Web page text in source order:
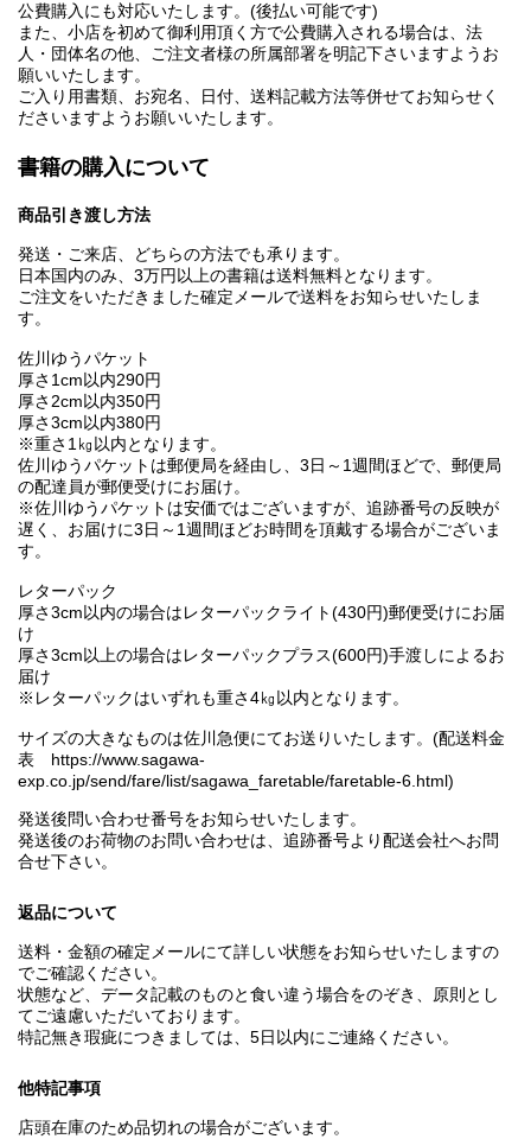
公費購入にも対応いたします。(後払い可能です)
また、小店を初めて御利用頂く方で公費購入される場合は、法
人・団体名の他、ご注文者様の所属部署を明記下さいますようお
願いいたします。
ご入り用書類、お宛名、日付、送料記載方法等併せてお知らせく
ださいますようお願いいたします。
書籍の購入について
商品引き渡し方法
発送・ご来店、どちらの方法でも承ります。
日本国内のみ、3万円以上の書籍は送料無料となります。
ご注文をいただきました確定メールで送料をお知らせいたしま
す。
佐川ゆうパケット
厚さ1cm以内290円
厚さ2cm以内350円
厚さ3cm以内380円
※重さ1㎏以内となります。
佐川ゆうパケットは郵便局を経由し、3日～1週間ほどで、郵便局
の配達員が郵便受けにお届け。
※佐川ゆうパケットは安価ではございますが、追跡番号の反映が
遅く、お届けに3日～1週間ほどお時間を頂戴する場合がございま
す。
レターパック
厚さ3cm以内の場合はレターパックライト(430円)郵便受けにお届
け
厚さ3cm以上の場合はレターパックプラス(600円)手渡しによるお
届け
※レターパックはいずれも重さ4㎏以内となります。
サイズの大きなものは佐川急便にてお送りいたします。(配送料金
表 https://www.sagawa-
exp.co.jp/send/fare/list/sagawa_faretable/faretable-6.html)
発送後問い合わせ番号をお知らせいたします。
発送後のお荷物のお問い合わせは、追跡番号より配送会社へお問
合せ下さい。
返品について
送料・金額の確定メールにて詳しい状態をお知らせいたしますの
でご確認ください。
状態など、データ記載のものと食い違う場合をのぞき、原則とし
てご遠慮いただいております。
特記無き瑕疵につきましては、5日以内にご連絡ください。
他特記事項
店頭在庫のため品切れの場合がございます。